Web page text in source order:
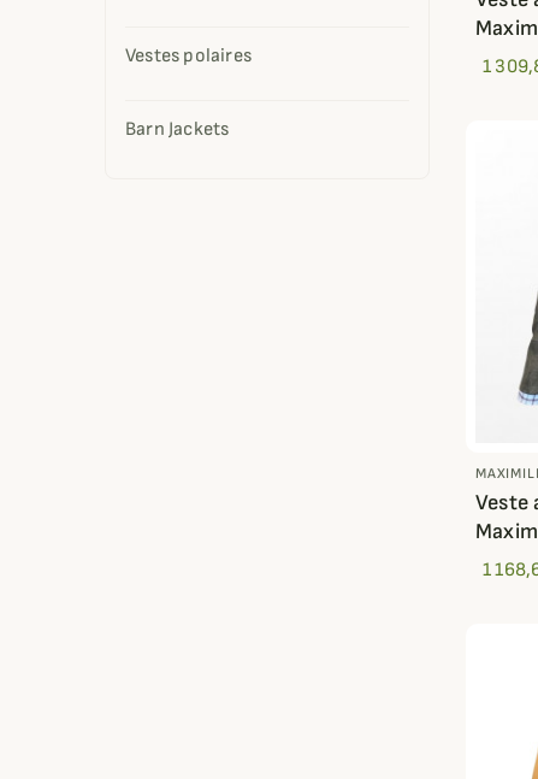
Vestes polaires
Barn Jackets
1
Veste
1